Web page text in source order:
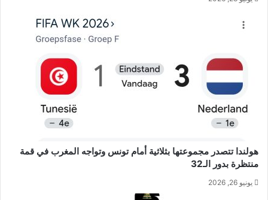
هولندا تتصدر مجموعتها بثلاثية أمام تونس وتواجه المغرب في قمة
منتظرة بدور الـ32
يونيو 26, 2026